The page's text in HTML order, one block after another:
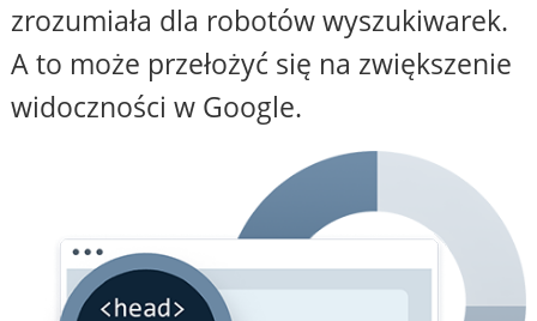
zrozumiała dla robotów wyszukiwarek.
A to może przełożyć się na zwiększenie
widoczności w Google.